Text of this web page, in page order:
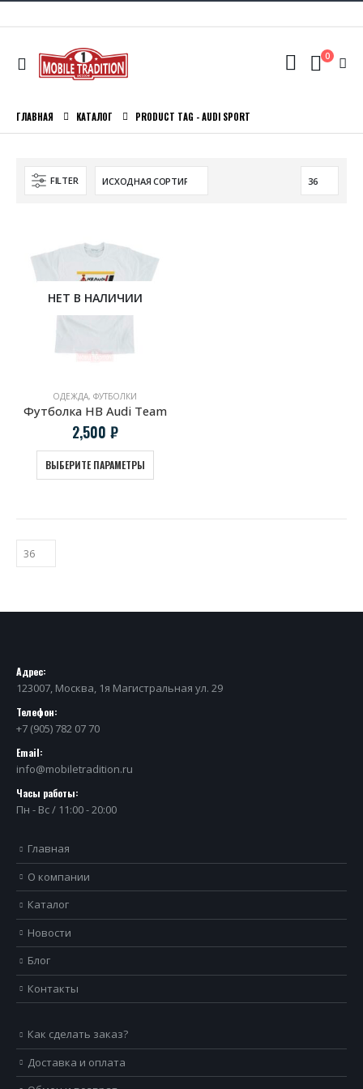
0
ГЛАВНАЯ КАТАЛОГ PRODUCT TAG -AUDI SPORT
FILTER
НЕТ В НАЛИЧИИ
ОДЕЖДА, ФУТБОЛКИ
Футболка HB Audi Team
2,500 ₽
ВЫБЕРИТЕ ПАРАМЕТРЫ
Адрес:
123007, Москва, 1я Магистральная ул. 29
Телефон:
+7 (905) 782 07 70
Email:
info@mobiletradition.ru
Часы работы:
Пн - Вс / 11:00 - 20:00
Главная
О компании
Каталог
Новости
Блог
Контакты
Как сделать заказ?
Доставка и оплата